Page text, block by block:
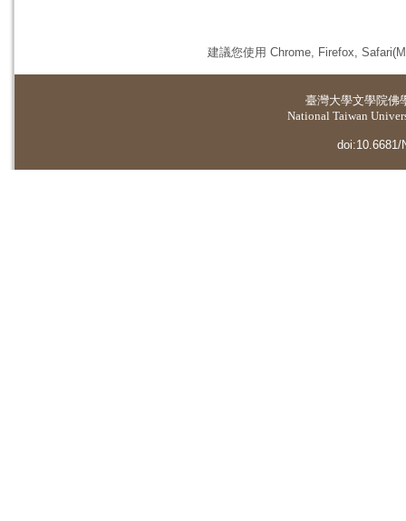
建議您使用 Chrome, Firefox,
臺灣大學文學院佛
National Taiwan
doi:10.6681/